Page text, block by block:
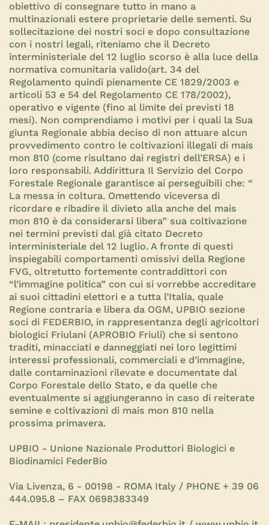
obiettivo di consegnare tutto in mano a
multinazionali estere proprietarie delle sementi. Su
sollecitazione dei nostri soci e dopo consultazione
con i nostri legali, riteniamo che il Decreto
interministeriale del 12 luglio scorso è alla luce della
normativa comunitaria valido(art. 34 del
Regolamento quindi pienamente CE 1829/2003 e
articoli 53 e 54 del Regolamento CE 178/2002),
operativo e vigente (fino al limite dei previsti 18
mesi). Non comprendiamo i motivi per i quali la Sua
giunta Regionale abbia deciso di non attuare alcun
provvedimento contro le coltivazioni illegali di mais
mon 810 (come risultano dai registri dell’ERSA) e i
loro responsabili. Addirittura Il Servizio del Corpo
Forestale Regionale garantisce ai perseguibili che: “
La messa in coltura. Omettendo viceversa di
ricordare e ribadire il divieto alla anche del mais
mon 810 è da considerarsi libera” sua coltivazione
nei termini previsti dal già citato Decreto
interministeriale del 12 luglio. A fronte di questi
inspiegabili comportamenti omissivi della Regione
FVG, oltretutto fortemente contraddittori con
“l’immagine politica” con cui si vorrebbe accreditare
ai suoi cittadini elettori e a tutta l’Italia, quale
Regione contraria e libera da OGM, UPBIO sezione
soci di FEDERBIO, in rappresentanza degli agricoltori
biologici Friulani (APROBIO Friuli) che si sentono
traditi, minacciati e danneggiati nei loro legittimi
interessi professionali, commerciali e d’immagine,
dalle contaminazioni rilevate e documentate dal
Corpo Forestale dello Stato, e da quelle che
eventualmente si aggiungeranno in caso di reiterate
semine e coltivazioni di mais mon 810 nella
prossima primavera.
UPBIO - Unione Nazionale Produttori Biologici e
Biodinamici FederBio
Via Livenza, 6 - 00198 - ROMA Italy / PHONE + 39 06
444.095.8 – FAX 0698383349